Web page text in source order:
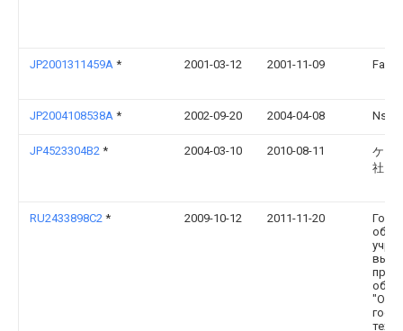
JP2001311459A * 2001-03-12 2001-11-09
JP2004108538A * 2002-09-20 2004-04-08 Nsk
JP4523304B2 * 2004-03-10 2010-08-11
ケー
社
RU2433898C2 * 2009-10-12 2011-11-20